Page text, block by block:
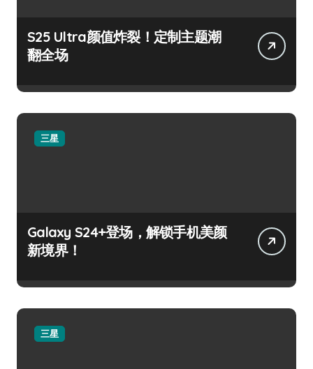
S25 Ultra颜值炸裂！定制主题潮
翻全场
三星
Galaxy S24+登场，解锁手机美颜
新境界！
三星